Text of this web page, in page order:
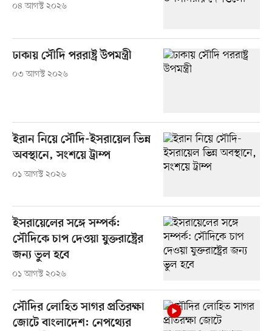
০৪ আগস্ট ২০২৬
ঢাকায় সৌদি পররাষ্ট্র উপমন্ত্রী
০৩ আগস্ট ২০২৬
ইরান নিয়ে সৌদি-ইসরায়েল ভিন্ন
অবস্থানে, সংশয়ে ট্রাম্প
০১ আগস্ট ২০২৬
ইসরায়েলের সঙ্গে সম্পর্ক:
সৌদিকে চাপ দেওয়া যুক্তরাষ্ট্রের
জন্য ভুল হবে
০১ আগস্ট ২০২৬
সৌদির লোহিত সাগর প্রতিরক্ষা
জোটে বাংলাদেশ: নেপথ্যের